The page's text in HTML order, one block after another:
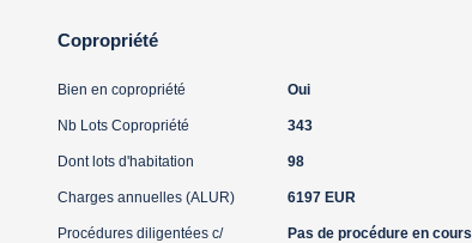
Copropriété
Bien en copropriété Oui
Nb Lots Copropriété 343
Dont lots d'habitation 98
Charges annuelles (ALUR) 6197 EUR
Procédures diligentées c/
Pas de procédure en cours